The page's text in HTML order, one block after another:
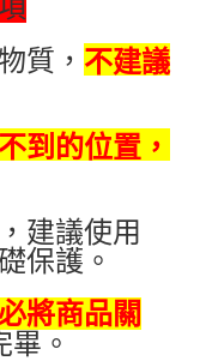
質， 不建議
到的位置，
，建議使用
保護。
將商品關
畢。